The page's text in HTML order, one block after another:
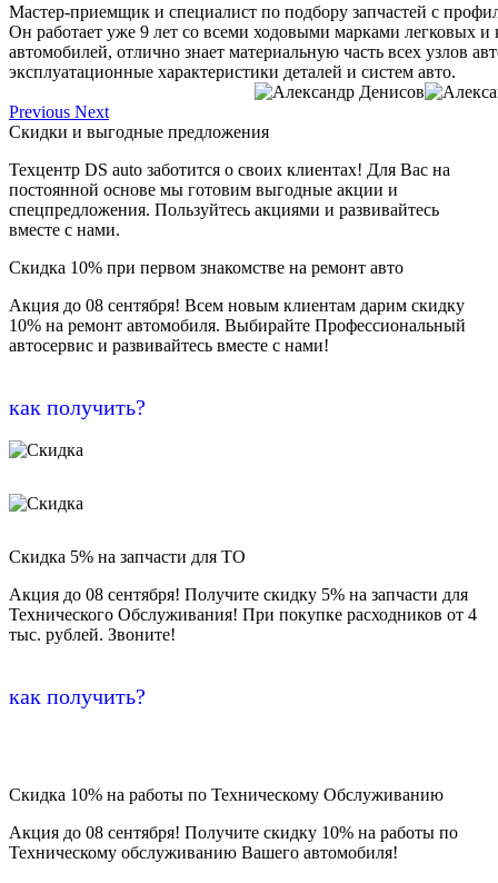
Мастер-приемщик и специалист по подбору запчастей с
Он работает уже 9 лет со всеми ходовыми марками легковых и
автомобилей, отлично знает материальную часть всех узлов
эксплуатационные характеристики деталей и систем авто.
Previous Next
Скидки и выгодные предложения
Техцентр DS auto заботится о своих клиентах! Для Вас на
постоянной основе мы готовим выгодные акции и
спецпредложения. Пользуйтесь акциями и развивайтесь
вместе с нами.
Скидка 10% при первом знакомстве на ремонт авто
Акция до 08 сентября! Всем новым клиентам дарим скидку
10% на ремонт автомобиля. Выбирайте Профессиональный
автосервис и развивайтесь вместе с нами!
как получить?
Скидка 5% на запчасти для ТО
Акция до 08 сентября! Получите скидку 5% на запчасти для
Технического Обслуживания! При покупке расходников от 4
тыс. рублей. Звоните!
как получить?
Скидка 10% на работы по Техническому Обслуживанию
Акция до 08 сентября! Получите скидку 10% на работы по
Техническому обслуживанию Вашего автомобиля!